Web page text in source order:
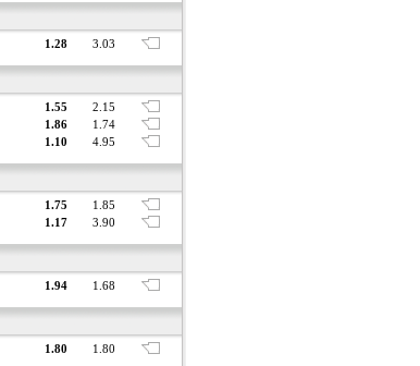
1.28 3.03
1.55 2.15
1.86 1.74
1.10 4.95
1.75 1.85
1.17 3.90
1.94 1.68
1.80 1.80